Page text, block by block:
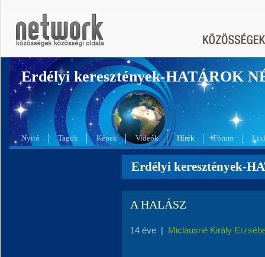
Erdélyi keresztények-HATÁROK
Nyitó Tagok Képek Videók Hírek Fórum
Erdélyi keresztények-
A HALÁSZ
14 éve | Miclausné Király